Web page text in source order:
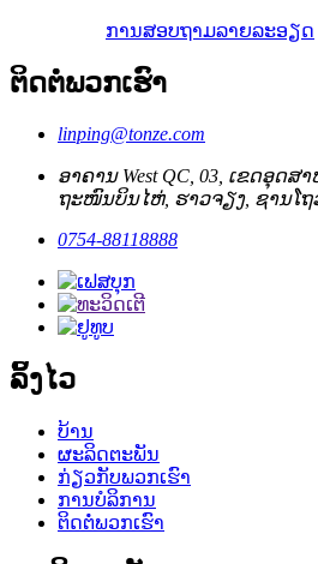
ການສອບຖາມລາຍລະອຽດ
ຕິດຕໍ່ພວກເຮົາ
linping@tonze.com
ອາຄານ West QC, 03, ເຂດອຸດ
ຖະໜົນບິນໄຫ່, ຮາວຈຽງ, ຊານໂຖ
0754-88118888
ລິ້ງໄວ
ບ້ານ
ຜະລິດຕະພັນ
ກ່ຽວກັບພວກເຮົາ
ການບໍລິການ
ຕິດຕໍ່ພວກເຮົາ